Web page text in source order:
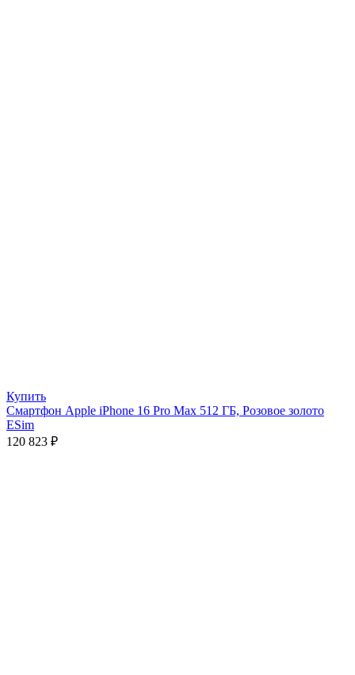
Купить
Смартфон Apple iPhone 16 Pro Max 512 ГБ, Розовое золото
ESim
120 823 ₽